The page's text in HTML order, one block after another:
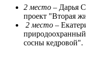
2 место – Дарья
проект "Вторая
2 место –
природоохранный
сосны кедровой".